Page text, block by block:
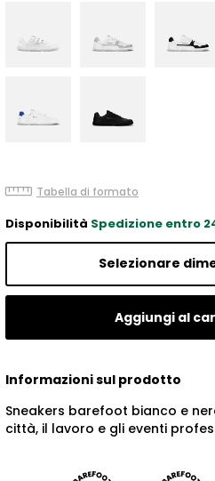
Tabella di formato
Disponibilità Spedizione entro
Selezionare
Aggiungi al
Informazioni sul prodotto
Sneakers barefoot bianco e
città, il lavoro e gli eventi